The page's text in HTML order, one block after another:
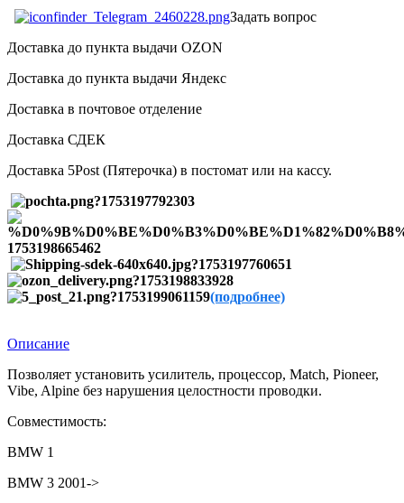
Задать вопрос
Доставка до пункта выдачи OZON
Доставка до пункта выдачи Яндекс
Доставка в почтовое отделение
Доставка СДЕК
Доставка 5Post (Пятерочка) в постомат или на кассу.
(подробнее)
Описание
Позволяет установить усилитель, процессор, Match, Pioneer,
Vibe, Alpine без нарушения целостности проводки.
Совместимость:
BMW 1
BMW 3 2001->